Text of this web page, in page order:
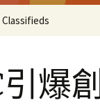
Classifieds
爆